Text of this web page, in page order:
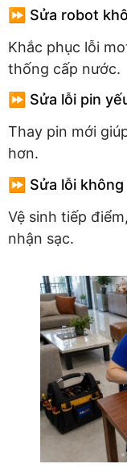
⏩ Sửa robot
Khắc phục lỗi
thống cấp nước.
⏩ Sửa lỗi pin
Thay pin mới
hơn.
⏩ Sửa lỗi
Vệ sinh tiếp
nhận sạc.